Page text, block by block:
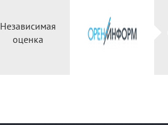
Независимая
оценка